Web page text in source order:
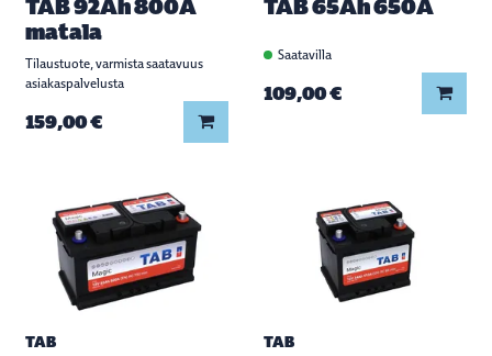
TAB 92Ah 800A
matala
Tilaustuote, varmista saatavuus
asiakaspalvelusta
159,00 € Lisää koriin
TAB 65Ah 650A
Saatavilla
109,00 €
TAB TAB